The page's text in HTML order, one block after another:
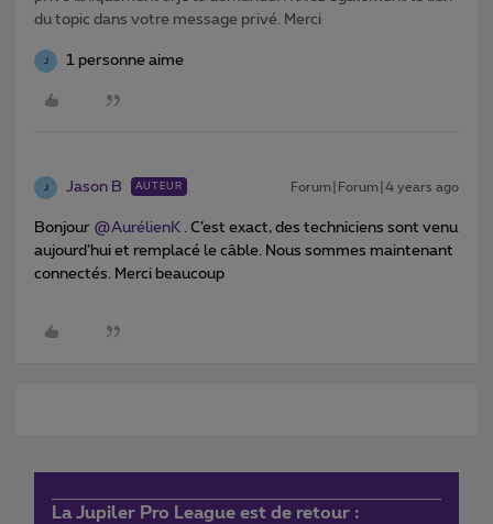
du topic dans votre message privé. Merci
J 1 personne aime
J Jason B AUTEUR Forum|Forum|4 years ago
Bonjour @AurélienK . C’est exact, des techniciens sont venu
aujourd’hui et remplacé le câble. Nous sommes maintenant
connectés. Merci beaucoup
La Jupiler Pro League est de retour :